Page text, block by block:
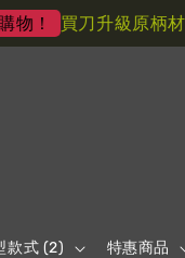
買刀升級原柄材 享
款式 (2) 特惠商品